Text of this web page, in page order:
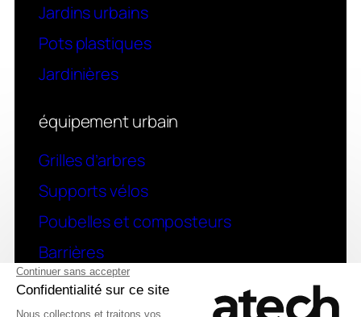
Jardins urbains
Pots plastiques
Jardinières
équipement urbain
Grilles d’arbres
Supports vélos
Poubelles et composteurs
Barrières
contact